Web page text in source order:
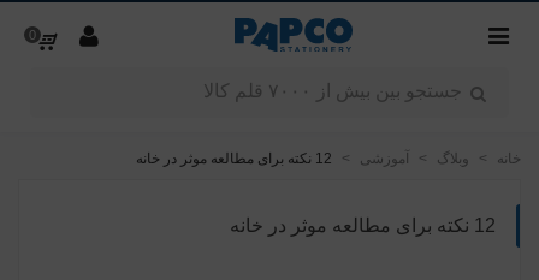
0
خانه > وبلاگ > آموزشی > 12 نکته برای مطالعه موثر در خانه
12 نکته برای مطالعه موثر در خانه